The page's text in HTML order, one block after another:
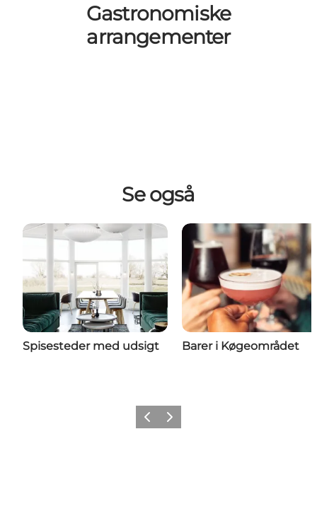
Gastronomiske
arrangementer
Se også
Spisesteder med udsigt Barer i Køgeområdet
Forrige billede
Næste billede